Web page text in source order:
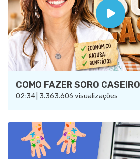
COMO FAZER SORO CASEIRO
02:34 | 3.363.606 visualizações